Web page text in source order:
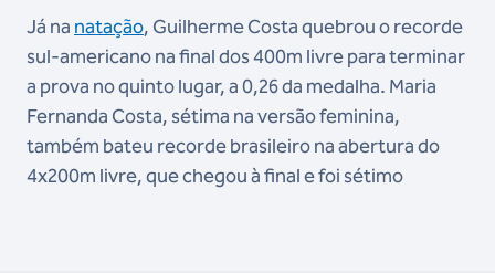
Já na natação, Guilherme Costa quebrou o recorde
sul-americano na final dos 400m livre para terminar
a prova no quinto lugar, a 0,26 da medalha. Maria
Fernanda Costa, sétima na versão feminina,
também bateu recorde brasileiro na abertura do
4x200m livre, que chegou à final e foi sétimo